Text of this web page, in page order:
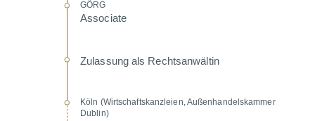
GÖRG
Associate
Zulassung als Rechts­an­wältin
Köln (Wirtschafts­kanz­leien, Außen­han­dels­kammer
Dublin)